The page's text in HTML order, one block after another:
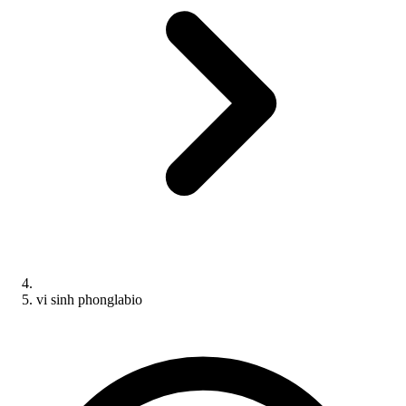
vi sinh phonglabio